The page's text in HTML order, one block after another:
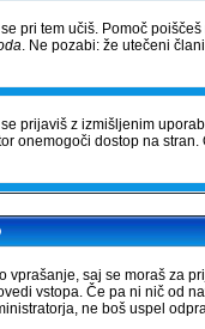
pri tem učiš. Pomoč
. Ne pozabi: že utečeni
prijaviš z izmišljenim
onemogoči dostop na
vprašanje, saj se moraš za
vstopa. Če pa ni nič od
ne boš uspel